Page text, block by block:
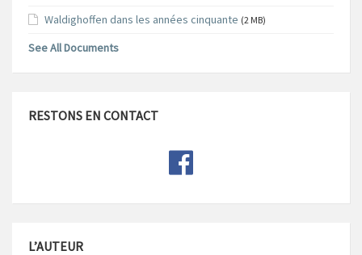
Waldighoffen dans les années cinquante (2 MB)
See All Documents
RESTONS EN CONTACT
L’AUTEUR